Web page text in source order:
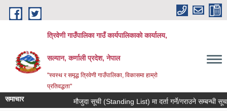
Skip to main content
त्रिवेणी गाउँपालिका गाउँ कार्यपालिकाकाे कार्यालय,
सल्यान, कर्णाली प्रदेश, नेपाल
"स्वस्थ र समृद्ध त्रिवेणी गाउँपालिका, विकासमा हाम्राे
प्रतिवद्धता"
समाचार मौजुदा सूची (Standing List) मा दर्ता गर्ने/गराउने सम्बन्धी